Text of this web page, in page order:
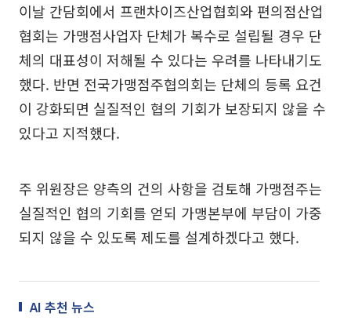
이날 간담회에서 프랜차이즈산업협회와 편의점산업
협회는 가맹점사업자 단체가 복수로 설립될 경우 단
체의 대표성이 저해될 수 있다는 우려를 나타내기도
했다. 반면 전국가맹점주협의회는 단체의 등록 요건
이 강화되면 실질적인 협의 기회가 보장되지 않을 수
있다고 지적했다.
주 위원장은 양측의 건의 사항을 검토해 가맹점주는
실질적인 협의 기회를 얻되 가맹본부에 부담이 가중
되지 않을 수 있도록 제도를 설계하겠다고 했다.
AI 추천 뉴스